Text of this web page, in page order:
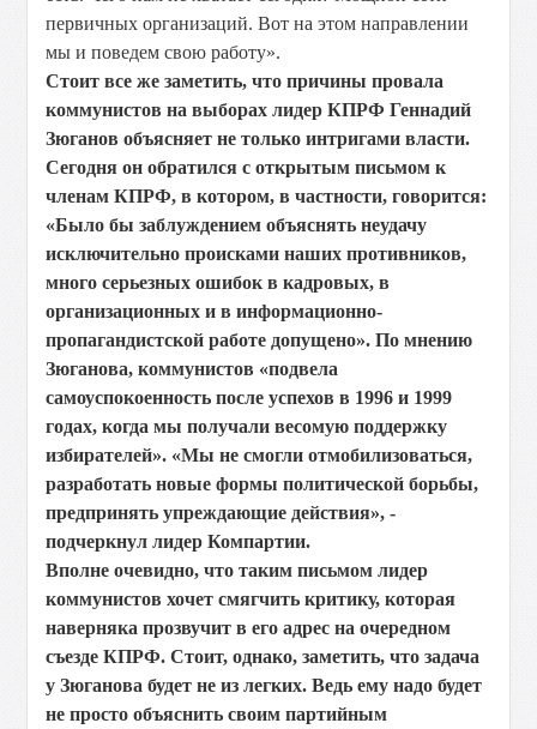
первичных организаций. Вот на этом направлении
мы и поведем свою работу».
Стоит все же заметить, что причины провала
коммунистов на выборах лидер КПРФ Геннадий
Зюганов объясняет не только интригами власти.
Сегодня он обратился с открытым письмом к
членам КПРФ, в котором, в частности, говорится:
«Было бы заблуждением объяснять неудачу
исключительно происками наших противников,
много серьезных ошибок в кадровых, в
организационных и в информационно-
пропагандистской работе допущено». По мнению
Зюганова, коммунистов «подвела
самоуспокоенность после успехов в 1996 и 1999
годах, когда мы получали весомую поддержку
избирателей». «Мы не смогли отмобилизоваться,
разработать новые формы политической борьбы,
предпринять упреждающие действия», -
подчеркнул лидер Компартии.
Вполне очевидно, что таким письмом лидер
коммунистов хочет смягчить критику, которая
наверняка прозвучит в его адрес на очередном
съезде КПРФ. Стоит, однако, заметить, что задача
у Зюганова будет не из легких. Ведь ему надо будет
не просто объяснить своим партийным